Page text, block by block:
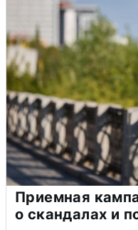
Приемная
о скандалах и